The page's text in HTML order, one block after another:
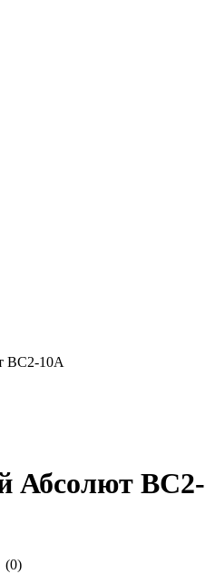
ВС2-10А
Абсолют ВС2-
(0)